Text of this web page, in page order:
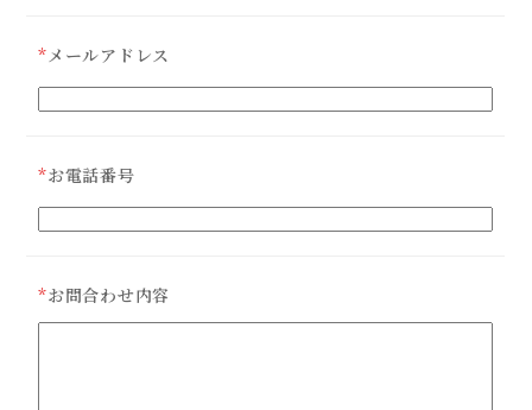
*メールアドレス
*お電話番号
*お問合わせ内容